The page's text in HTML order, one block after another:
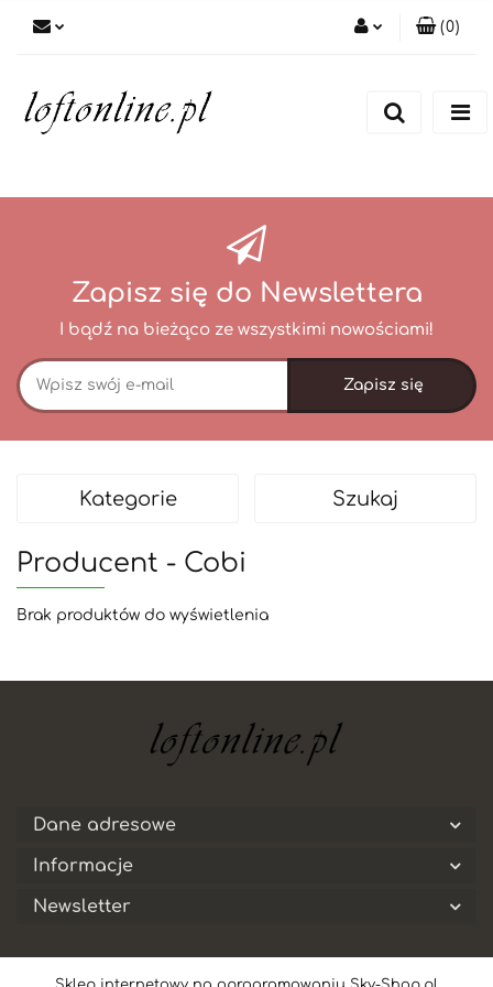
(0)
Zapisz się do Newslettera
I bądź na bieżąco ze wszystkimi nowościami!
Kategorie Szukaj
Producent - Cobi
Brak produktów do wyświetlenia
Dane adresowe
Informacje
Newsletter